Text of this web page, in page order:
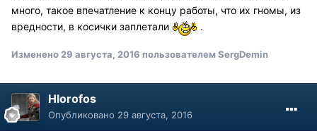
много, такое впечатление к концу работы, что их гномы, из
вредности, в косички заплетали
.
Изменено 29 августа, 2016 пользователем SergDemin
Hlorofos
Опубликовано 29 августа, 2016